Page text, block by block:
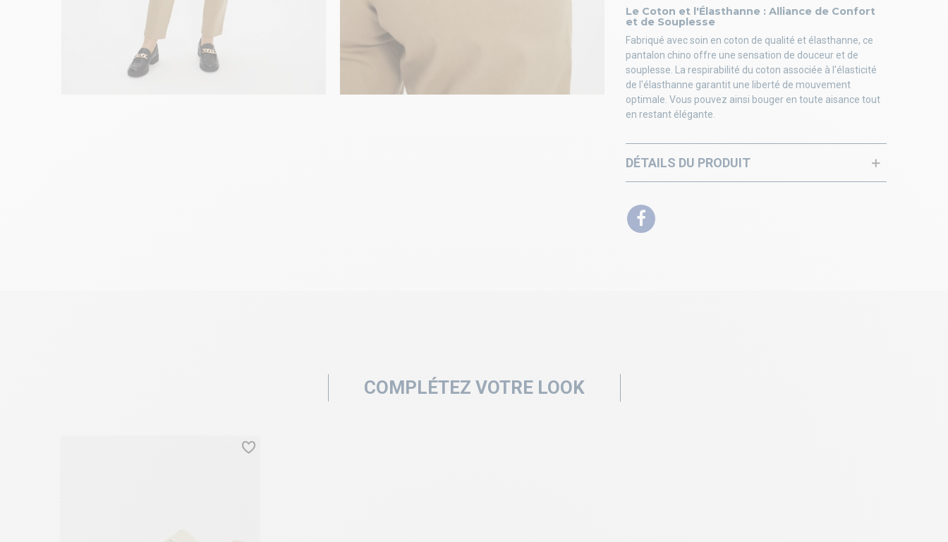
Le Coton et l'Élasthanne : Alliance de Confort
et de Souplesse
Fabriqué avec soin en coton de qualité et élasthanne, ce
pantalon chino offre une sensation de douceur et de
souplesse. La respirabilité du coton associée à l'élasticité
de l'élasthanne garantit une liberté de mouvement
optimale. Vous pouvez ainsi bouger en toute aisance tout
en restant élégante.
DÉTAILS DU PRODUIT
COMPLÉTEZ VOTRE LOOK